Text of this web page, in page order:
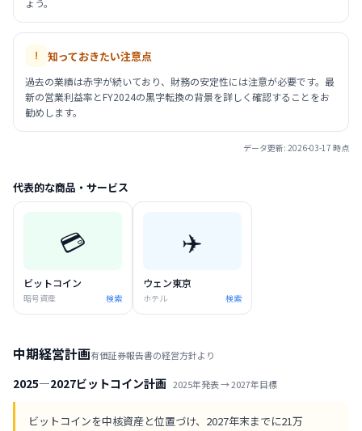
ょう。
知っておきたい注意点
過去の業績は赤字が続いており、財務の安定性には注意が必要です。最
新の営業利益率とFY2024の黒字転換の背景を詳しく確認することをお
勧めします。
データ更新: 2026-03-17 時点
代表的な商品・サービス
💳
ビットコイン
暗号資産 検索
✈️
ウェン東京
ホテル 検索
中期経営計画有価証券報告書の経営方針より
2025—2027ビットコイン計画 2025年発表 →2027年目標
ビットコインを中核資産と位置づけ、2027年末までに21万